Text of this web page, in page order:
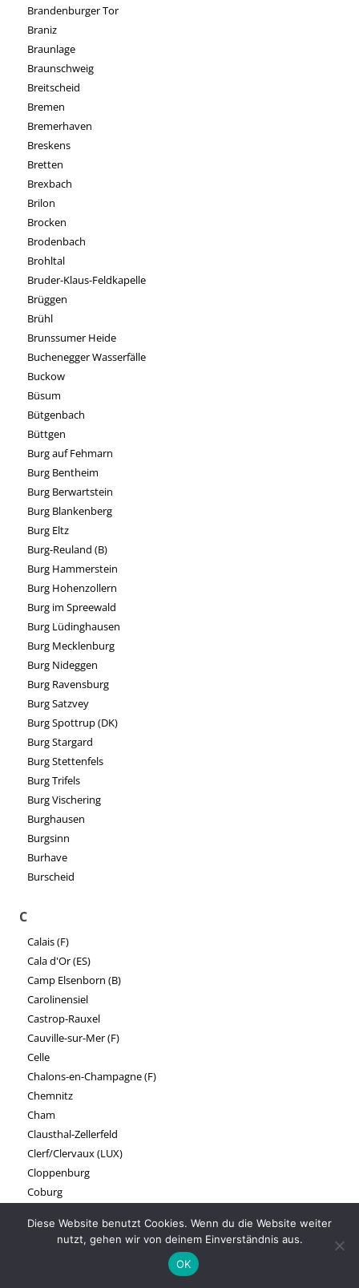
Brandenburger Tor
Braniz
Braunlage
Braunschweig
Breitscheid
Bremen
Bremerhaven
Breskens
Bretten
Brexbach
Brilon
Brocken
Brodenbach
Brohltal
Bruder-Klaus-Feldkapelle
Brüggen
Brühl
Brunssumer Heide
Buchenegger Wasserfälle
Buckow
Büsum
Bütgenbach
Büttgen
Burg auf Fehmarn
Burg Bentheim
Burg Berwartstein
Burg Blankenberg
Burg Eltz
Burg-Reuland (B)
Burg Hammerstein
Burg Hohenzollern
Burg im Spreewald
Burg Lüdinghausen
Burg Mecklenburg
Burg Nideggen
Burg Ravensburg
Burg Satzvey
Burg Spottrup (DK)
Burg Stargard
Burg Stettenfels
Burg Trifels
Burg Vischering
Burghausen
Burgsinn
Burhave
Burscheid
C
Calais (F)
Cala d'Or (ES)
Camp Elsenborn (B)
Carolinensiel
Castrop-Rauxel
Cauville-sur-Mer (F)
Celle
Chalons-en-Champagne (F)
Chemnitz
Cham
Clausthal-Zellerfeld
Clerf/Clervaux (LUX)
Cloppenburg
Coburg
Coesfeld
Diese Website benutzt Cookies. Wenn du die Website weiter
nutzt, gehen wir von deinem Einverständnis aus.
OK